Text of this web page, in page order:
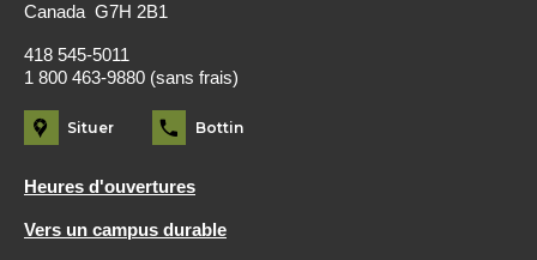
Canada G7H 2B1
418 545-5011
1 800 463-9880 (sans frais)
Situer Bottin
Heures d'ouvertures
Vers un campus durable